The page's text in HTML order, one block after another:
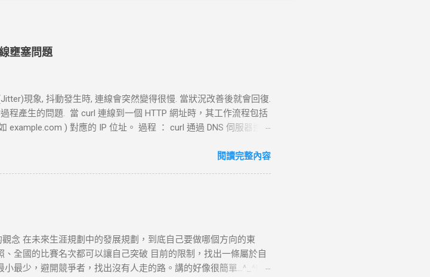
壅塞問題
現象, 抖動發生時, 連線會突然變得很慢. 當狀況改善後就會回復.
程產生的問題. 當 curl 連線到一個 HTTP 網址時，其工作流程包括
example.com ) 對應的 IP 位址。 過程 ： curl 通過 DNS 伺服器進行
目標 ：建立與目標伺服器的 TCP 連線。 過程 ： curl 通過系統內核
並返回超時錯誤。 3. 發送 HTTP 請求 目標 ：向伺服器發送具體
POST ）。 過程 ： curl 構建 HTTP 請求標頭並附加任何所需的
發送到伺服器。 結果 ：伺服器接收請求並準備回應，若過程中出
伺服器（如 httpd ）根據需求（例如讀取靜態文件或調用後端服
：伺服器將回應內容傳回給 curl 客戶端。 5. 接收 HTTP 回應 目
目標中顯示。 過程 ： curl 讀取 HTTP 回應標頭（包括狀態碼，
閱讀完整內容
念 在未來生涯規劃中的發展規劃，到底自己要做哪個方向的東
全國的比賽名次都可以讓自己突破 目前的限制，找出一條屬於自
最少，避開競爭者，找出沒有人走的路。講的好像很簡單...^_^!!